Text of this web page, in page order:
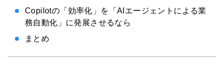
Copilotの「効率化」を「AIエージェントによる業
務自動化」に発展させるなら
まとめ